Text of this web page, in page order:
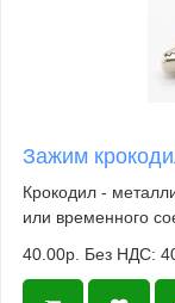
Зажим
Крокодил -
или временного
40.00р. Без НДС: